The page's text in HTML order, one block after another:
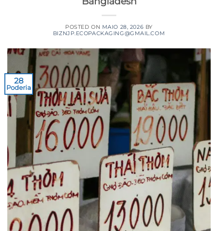
POSTED ON MAIO 28, 2026 BY
BIZNJP.ECOPACKAGING@GMAIL.COM
28
Poderia